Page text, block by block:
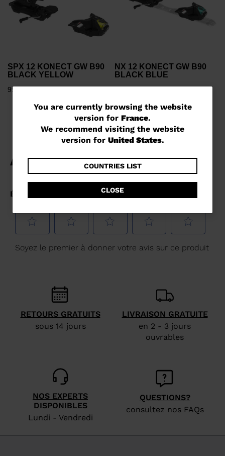
You
are
currently
website
version
for
France.
We
website
version
States
You are currently browsing the website
version for France.
We recommend visiting the website
version for United States.
COUNTRIES LIST
CLOSE
SPX 12 KONECT GW B90
BLACK YELLOW
999,00 €
NX 12 KONECT GW B90
BLACK BLUE
RETOURS GRATUITS
sous 14 jours
LIVRAISON GRATUITE
en 2 - 3 jours
ouvrables
NOS EXPERTS
DISPONIBLES
Lundi - Vendredi
QUESTIONS?
consultez nos FAQs